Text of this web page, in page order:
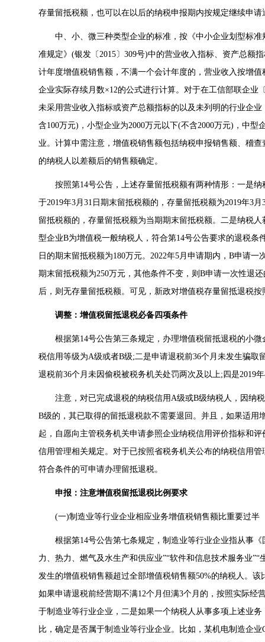
存量留抵税额，也可以在以后的纳税申报期内按规定继续申请
中、小、微三种类型企业的标准，按《中小企业划型标准
准规定》(银发〔2015〕309号)中的营业收入指标、资产总额
计年度增值税销售额，不满一个会计年度的，营业收入按增
企业实际存续月数×12的公式进行计算。对于在工信部联企业
未采用营业收入指标或资产总额指标的以及未列明的行业企
含100万元)，小型企业为2000万元以下(不含2000万元)，中
业。计算中需注意，增值税销售额包括纳税申报销售额、稽
的纳税人以差额后的销售额确定。
按照第14号公告，上述存量留抵税额有两种情形：一是纳
于2019年3月31日期末留抵税额的，存量留抵税额为2019年3
留抵税额的，存量留抵税额为当期期末留抵税额。二是纳税
型企业B为增值税一般纳税人，符合第14号公告要求的退税条
日的期末留抵税额为180万元。2022年5月申请期内，B申请
期末留抵税额为250万元，其他条件不变，则B申请一次性退
后，则无存量留抵税额。可见，新政对增值税存量留抵退税
调整：增值税留抵退税必备四项条件
根据第14号公告第三条规定，办理增值税留抵退税的小微
税信用等级为A级或者B级;二是申请退税前36个月未发生骗
退税前36个月未因偷税被税务机关处罚两次及以上;四是2019
注意，对已完成退税的纳税信用A级或B级纳税人，因纳
B级的，其已取得的留抵退税款不需要退回。并且，如果适
起，自愿向主管税务机关申请参照企业纳税信用评价指标和
信用管理相关规定。对于已按照省税务机关公布的纳税信用
符合条件的可申请办理留抵退税。
申报：注意增值税留抵退税比例要求
(一)制造业等行业企业相应业务增值税销售额比重要过半
根据第14号公告第七条规定，制造业等行业企业指从事《
力、热力、燃气及水生产和供应业”“软件和信息技术服务业
发生的增值税销售额超过全部增值税销售额50%的纳税人。
如果申请退税前经营期不满12个月但满3个月的，按照实际
于制造业等行业企业，二是如果一个纳税人从事多项上述业
比，确定是否属于制造业等行业企业。比如，某机电制造企